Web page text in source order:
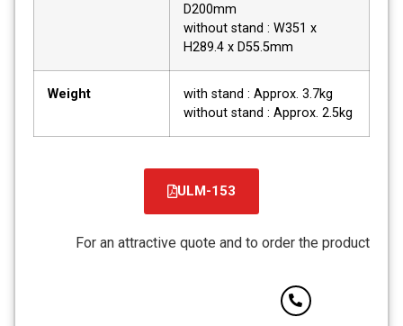
D200mm
without stand : W351 x
H289.4 x D55.5mm
Weight
with stand : Approx. 3.7kg
without stand : Approx. 2.5kg
ULM-153
קובץ
PDF
For an attractive quote and to order the product